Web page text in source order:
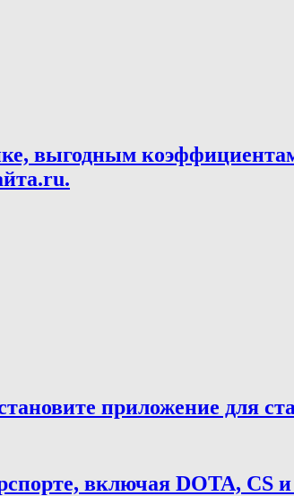
выгодным
приложение для
включая DOTA, CS